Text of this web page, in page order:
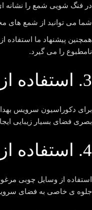
در فنگ شویی شمع را نشانه
شما می توانید از شمع های
همچنین پیشنهاد ما
نامطبوع را می گیرد.
3. استفاده از گل های کوچک تا بزرگ
برای دکوراسیون سرویس
بصری فضای بسیار زیبایی
4. استفاده از وسایل چوبی
استفاده از وسایل چوبی
جلوه ی خاصی به فضای